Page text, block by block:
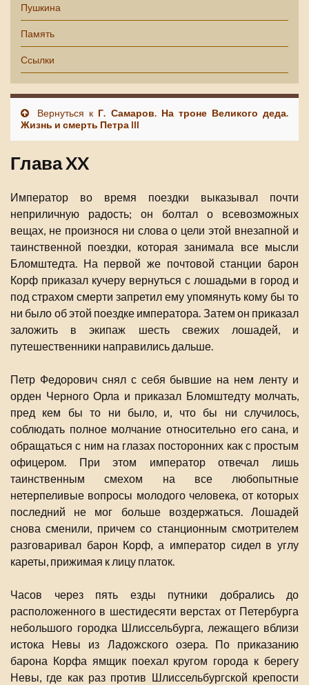
Пушкина
Память
Ссылки
Вернуться к Г. Самаров. На троне Великого деда.
Жизнь и смерть Петра III
Глава XX
Император во время поездки выказывал почти
неприличную радость; он болтал о всевозможных
вещах, не произнося ни слова о цели этой внезапной и
таинственной поездки, которая занимала все мысли
Бломштедта. На первой же почтовой станции барон
Корф приказал кучеру вернуться с лошадьми в город и
под страхом смерти запретил ему упомянуть кому бы то
ни было об этой поездке императора. Затем он приказал
заложить в экипаж шесть свежих лошадей, и
путешественники направились дальше.
Петр Федорович снял с себя бывшие на нем ленту и
орден Черного Орла и приказал Бломштедту молчать,
пред кем бы то ни было, и, что бы ни случилось,
соблюдать полное молчание относительно его сана, и
обращаться с ним на глазах посторонних как с простым
офицером. При этом император отвечал лишь
таинственным смехом на все любопытные
нетерпеливые вопросы молодого человека, от которых
последний не мог больше воздержаться. Лошадей
снова сменили, причем со станционным смотрителем
разговаривал барон Корф, а император сидел в углу
кареты, прижимая к лицу платок.
Часов через пять езды путники добрались до
расположенного в шестидесяти верстах от Петербурга
небольшого городка Шлиссельбурга, лежащего вблизи
истока Невы из Ладожского озера. По приказанию
барона Корфа ямщик поехал кругом города к берегу
Невы, где как раз против Шлиссельбургской крепости